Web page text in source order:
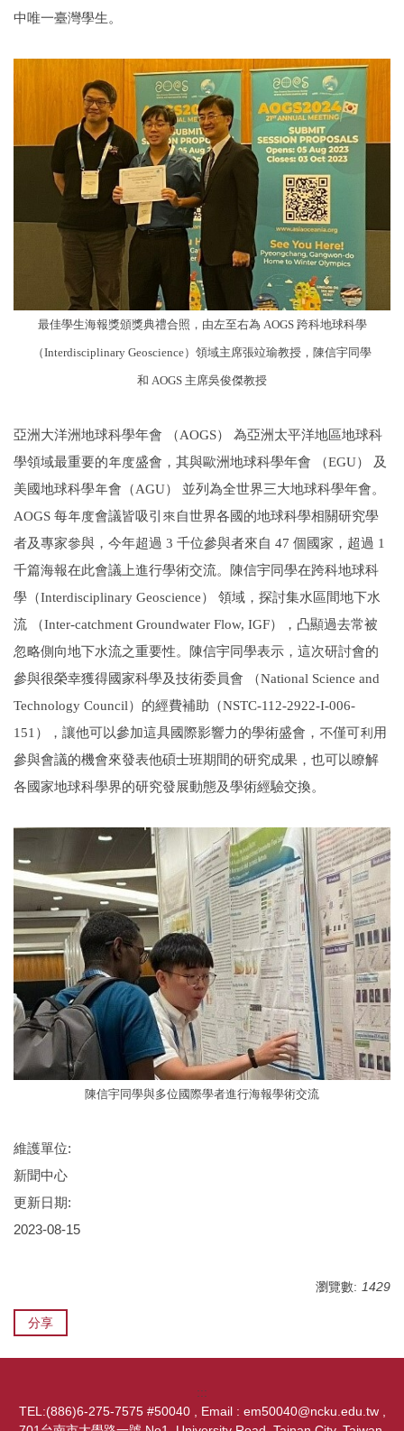
中唯一臺灣學生。
最佳學生海報獎頒獎典禮合照，由左至右為 AOGS 跨科地球科學
（Interdisciplinary Geoscience）領域主席張竝瑜教授，陳信宇同學
和 AOGS 主席吳俊傑教授
亞洲大洋洲地球科學年會 （AOGS） 為亞洲太平洋地區地球科
學領域最重要的年度盛會，其與歐洲地球科學年會 （EGU） 及
美國地球科學年會（AGU） 並列為全世界三大地球科學年會。
AOGS 每年度會議皆吸引來自世界各國的地球科學相關研究學
者及專家參與，今年超過 3 千位參與者來自 47 個國家，超過 1
千篇海報在此會議上進行學術交流。陳信宇同學在跨科地球科
學（Interdisciplinary Geoscience） 領域，探討集水區間地下水
流 （Inter-catchment Groundwater Flow, IGF），凸顯過去常被
忽略側向地下水流之重要性。陳信宇同學表示，這次研討會的
參與很榮幸獲得國家科學及技術委員會 （National Science and
Technology Council）的經費補助（NSTC-112-2922-I-006-
151），讓他可以參加這具國際影響力的學術盛會，不僅可利用
參與會議的機會來發表他碩士班期間的研究成果，也可以瞭解
各國家地球科學界的研究發展動態及學術經驗交換。
陳信宇同學與多位國際學者進行海報學術交流
維護單位:
新聞中心
更新日期:
2023-08-15
瀏覽數: 1429
分享
:::
TEL:(886)6-275-7575 #50040 , Email : em50040@ncku.edu.tw ,